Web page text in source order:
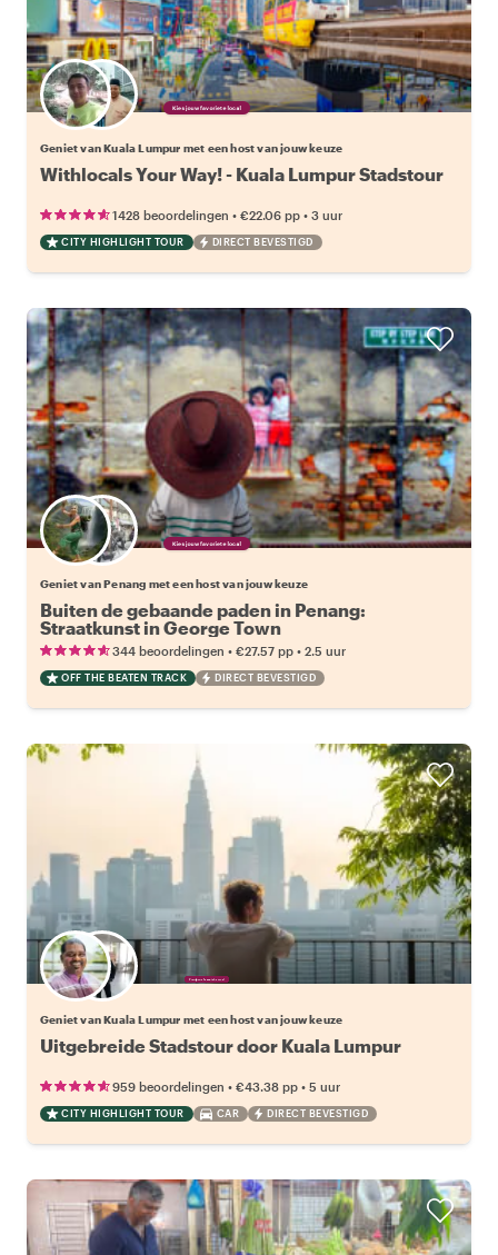
Kies jouw favoriete local
Geniet van Kuala Lumpur met een host van jouw keuze
Withlocals Your Way! - Kuala Lumpur Stadstour
1428 beoordelingen • €22.06 pp • 3 uur
CITY HIGHLIGHT TOUR DIRECT BEVESTIGD
Kies jouw favoriete local
Geniet van Penang met een host van jouw keuze
Buiten de gebaande paden in Penang:
Straatkunst in George Town
344 beoordelingen • €27.57 pp • 2.5 uur
OFF THE BEATEN TRACK DIRECT BEVESTIGD
Kies jouw favoriete local
Geniet van Kuala Lumpur met een host van jouw keuze
Uitgebreide Stadstour door Kuala Lumpur
959 beoordelingen • €43.38 pp • 5 uur
CITY HIGHLIGHT TOUR CAR DIRECT BEVESTIGD